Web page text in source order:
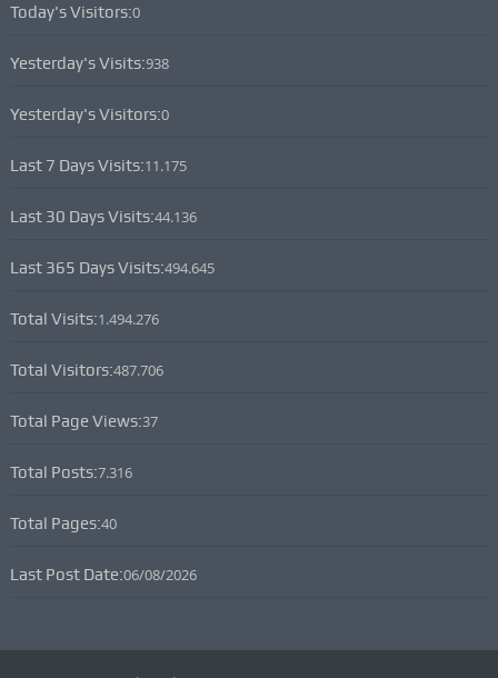
Today's Visitors:0
Yesterday's Visits:938
Yesterday's Visitors:0
Last 7 Days Visits:11.175
Last 30 Days Visits:44.136
Last 365 Days Visits:494.645
Total Visits:1.494.276
Total Visitors:487.706
Total Page Views:37
Total Posts:7.316
Total Pages:40
Last Post Date:06/08/2026